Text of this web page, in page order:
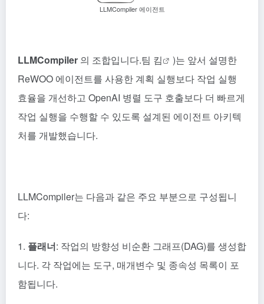
LLMCompiler 에이전트
LLMCompiler 의 조합입니다.팀 킴
)는 앞서 설명한
ReWOO 에이전트를 사용한 계획 실행보다 작업 실행
효율을 개선하고 OpenAI 병렬 도구 호출보다 더 빠르게
작업 실행을 수행할 수 있도록 설계된 에이전트 아키텍
처를 개발했습니다.
LLMCompiler는 다음과 같은 주요 부분으로 구성됩니
다:
1. 플래너: 작업의 방향성 비순환 그래프(DAG)를 생성합
니다. 각 작업에는 도구, 매개변수 및 종속성 목록이 포
함됩니다.